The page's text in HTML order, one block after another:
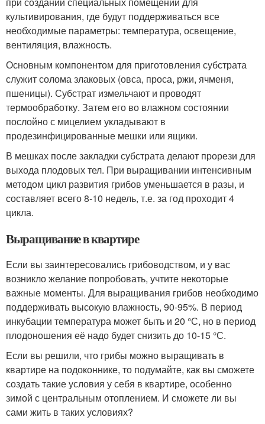
культивирования, где будут поддерживаться все
необходимые параметры: температура, освещение,
вентиляция, влажность.
Основным компонентом для приготовления субстрата
служит солома злаковых (овса, проса, ржи, ячменя,
пшеницы). Субстрат измельчают и проводят
термообработку. Затем его во влажном состоянии
послойно с мицелием укладывают в
продезинфицированные мешки или ящики.
В мешках после закладки субстрата делают прорези для
выхода плодовых тел. При выращивании интенсивным
методом цикл развития грибов уменьшается в разы, и
составляет всего 8-10 недель, т.е. за год проходит 4
цикла.
Выращивание в квартире
Если вы заинтересовались грибоводством, и у вас
возникло желание попробовать, учтите некоторые
важные моменты. Для выращивания грибов необходимо
поддерживать высокую влажность, 90-95%. В период
инкубации температура может быть и 20 °С, но в период
плодоношения её надо будет снизить до 10-15 °С.
Если вы решили, что грибы можно выращивать в
квартире на подоконнике, то подумайте, как вы сможете
создать такие условия у себя в квартире, особенно
зимой с центральным отоплением. И сможете ли вы
сами жить в таких условиях?